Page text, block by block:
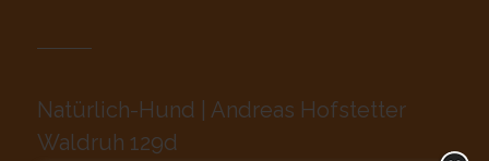
Natürlich-Hund | Andreas Hofstetter
Waldruh 129d